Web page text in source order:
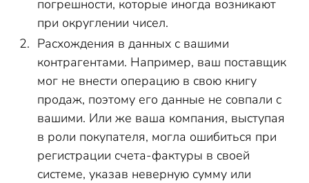
погрешности, которые иногда возникают
при округлении чисел.
Расхождения в данных с вашими
контрагентами. Например, ваш поставщик
мог не внести операцию в свою книгу
продаж, поэтому его данные не совпали с
вашими. Или же ваша компания, выступая
в роли покупателя, могла ошибиться при
регистрации счета-фактуры в своей
системе, указав неверную сумму или